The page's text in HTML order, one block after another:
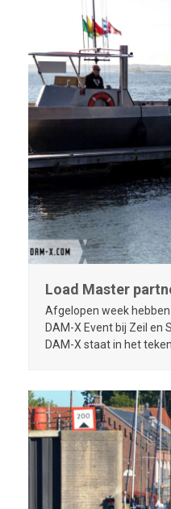
Load Master
Afgelopen week
DAM-X Event bij Zeil
DAM-X staat in het teken